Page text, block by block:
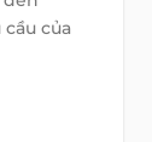
của